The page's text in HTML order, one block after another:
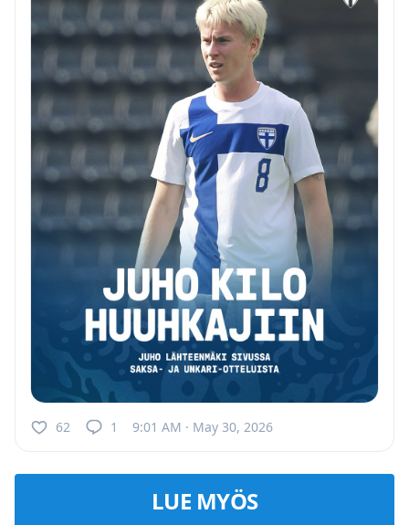
62 1 9:01 AM · May 30, 2026
LUE MYÖS